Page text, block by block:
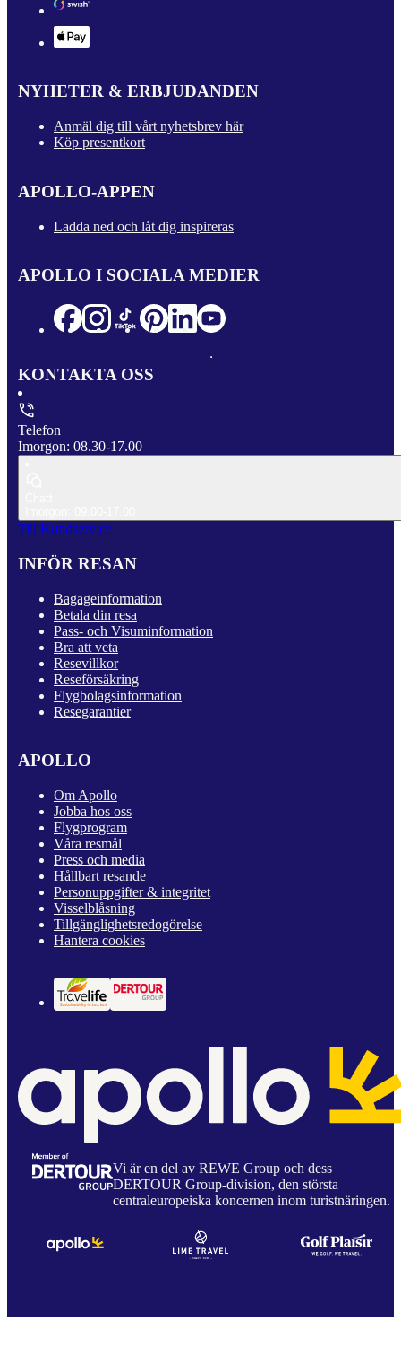
NYHETER & ERBJUDANDEN
Anmäl dig till vårt nyhetsbrev här
Köp presentkort
APOLLO-APPEN
Ladda ned och låt dig inspireras
APOLLO I SOCIALA MEDIER
KONTAKTA OSS
Telefon
Imorgon: 08.30-17.00
Till Kundservice
INFÖR RESAN
Bagageinformation
Betala din resa
Pass- och Visuminformation
Bra att veta
Resevillkor
Reseförsäkring
Flygbolagsinformation
Resegarantier
APOLLO
Om Apollo
Jobba hos oss
Flygprogram
Våra resmål
Press och media
Hållbart resande
Personuppgifter & integritet
Visselblåsning
Tillgänglighetsredogörelse
Hantera cookies
Vi är en del av REWE Group och dess
DERTOUR Group-division, den största
centraleuropeiska koncernen inom turistnäringen.